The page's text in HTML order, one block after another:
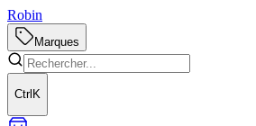
Robin
Marques
Ctrl K